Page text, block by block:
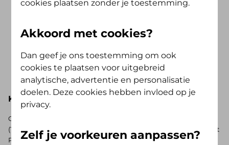
Heb je een collectieve zorgverzekering
met het Plus-pakket? Hieronder zie je, bij
de basisverzekering Alles Verzorgd Polis,
jouw pakketnaam zonder het woord
'Plus'. Wil je weten wat jouw extra
voordeel is? Zoek je collectief nadat je
Toon meer..
Kies hieronder je basisverzekering
Op zoek naar de vergoedingen voor de AV (Tand) Opstap of AV
(Tand) Doorstap? Kies dan voor de basisverzekering Zelf Bewust
Polis. Ben je verzekerd bij ons? Log in enbekijk je persoonlijke
cookies plaatsen zonder je toestemming.
Akkoord met cookies?
Dan geef je ons toestemming om ook
cookies te plaatsen voor uitgebreid
analytische, advertentie en personalisatie
doelen. Deze cookies hebben invloed op je
privacy.
Zelf je voorkeuren aanpassen?